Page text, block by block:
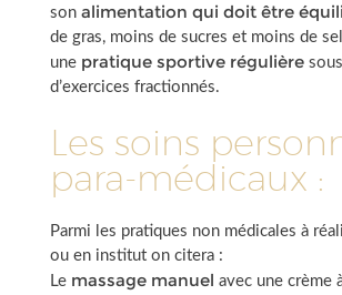
son alimentation qui doit être
de gras, moins de sucres et moins de
une pratique sportive régulière
d’exercices fractionnés.
Les soins
para-médicaux :
Parmi les pratiques non médicales à
ou en institut on citera :
Le massage manuel avec une crème